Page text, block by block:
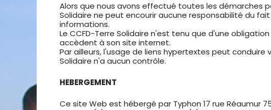
Alors que nous avons effectué toutes les démarches
Solidaire ne peut encourir aucune responsabilité du
informations.
Le CCFD-Terre Solidaire n'est tenu que d'une
accèdent à son site internet.
Par ailleurs, l'usage de liens hypertextes peut
Solidaire n'a aucun contrôle.
HEBERGEMENT
Ce site Web est hébergé par Typhon 17 rue Réaumur